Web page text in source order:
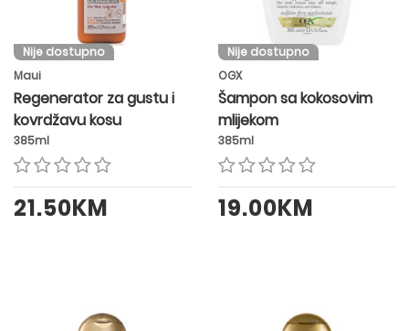
Nije dostupno
Maui
Regenerator za gustu i
kovrdžavu kosu
385ml
21.50KM
Nije dostupno
OGX
Šampon sa kokosovim
mlijekom
385ml
19.00KM